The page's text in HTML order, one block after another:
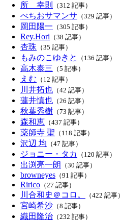
所 幸則 （312 記事）
べちおサマンサ （329 記事）
岡田陽一 （305 記事）
Rey.Hori （38 記事）
杏珠 （35 記事）
もみのこゆきと （136 記事）
高木泰三 （5 記事）
えむ （12 記事）
川井拓也 （42 記事）
蓮井慎也 （26 記事）
秋葉秀樹 （73 記事）
森和恵 （437 記事）
薬師寺 聖 （118 記事）
沢辺 均 （47 記事）
ジョニー・タカ （120 記事）
出渕亮一朗 （30 記事）
browneyes （91 記事）
Ririco （27 記事）
川合和史＠コロ。 （422 記事）
宮崎希沙 （8 記事）
織田隆治 （232 記事）